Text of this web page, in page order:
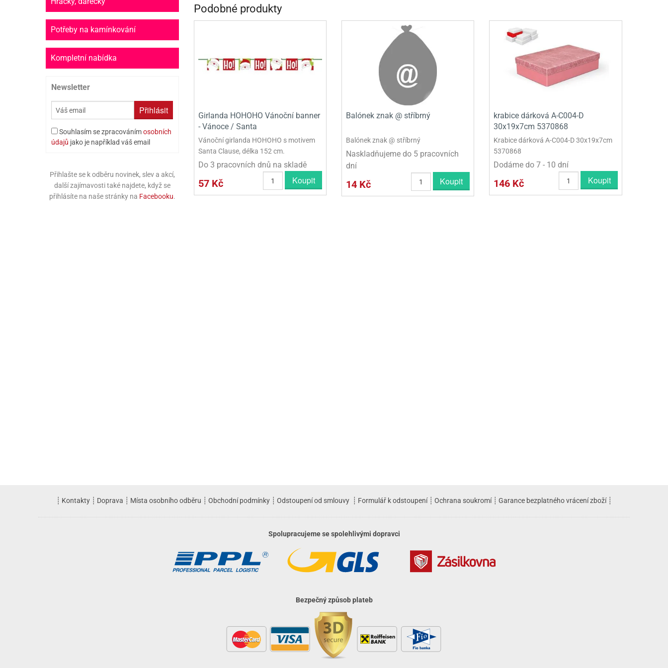
PRINCEZNY
SPONGE BOB
TROLLS - TROLOVÉ
Potřeby na kamínkování
Kompletní nabídka
Newsletter
Přihlásit
Souhlasím se zpracovánímosobních
údajů jako je například váš email
Přihlašte se k odběru novinek, slev a akcí,
další zajímavosti také najdete, když se
přihlásíte na naše stránky na Facebooku.
Podobné produkty
Girlanda HOHOHO Vánoční banner
- Vánoce / Santa
Vánoční girlanda HOHOHO s motivem
Santa Clause, délka 152 cm.
Do 3 pracovních dnů na skladě
57 Kč Koupit
Balónek znak @ stříbrný
Balónek znak @ stříbrný
Naskladňujeme do 5 pracovních
dní
14 Kč Koupit
krabice dárková A-C004-D
30x19x7cm 5370868
Krabice dárková A-C004-D 30x19x7cm
5370868
Dodáme do 7 - 10 dní
146 Kč Koupit
┊ Kontakty ┊ Doprava ┊ Místa osobního odběru ┊ Obchodní podmínky ┊ Odstoupení od smlouvy ┊ Formulář k odstoupení┊ Ochrana soukromí┊ Garance bezplatného vrácení zboží┊
Spolupracujeme se spolehlivými dopravci
Bezpečný způsob plateb